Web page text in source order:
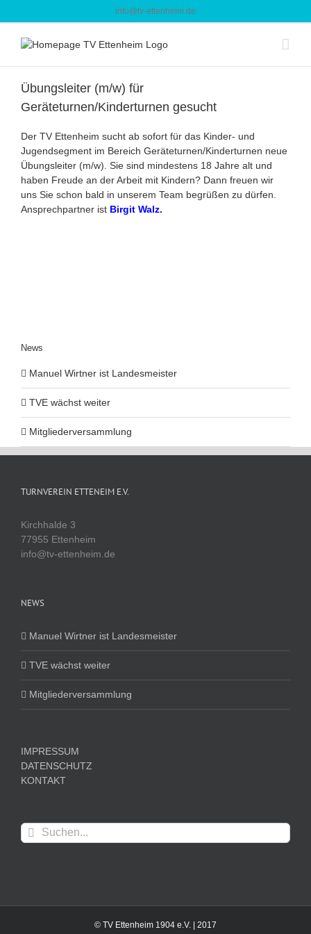
Inhalt
springen
info@tv-ettenheim.de
Übungsleiter (m/w) für
Geräteturnen/Kinderturnen gesucht
Der TV Ettenheim sucht ab sofort für das Kinder- und
Jugendsegment im Bereich Geräteturnen/Kinderturnen neue
Übungsleiter (m/w). Sie sind mindestens 18 Jahre alt und
haben Freude an der Arbeit mit Kindern? Dann freuen wir
uns Sie schon bald in unserem Team begrüßen zu dürfen.
Ansprechpartner ist Birgit Walz.
News
Manuel Wirtner ist Landesmeister
TVE wächst weiter
Mitgliederversammlung
TURNVEREIN ETTENEIM E.V.
Kirchhalde 3
77955 Ettenheim
info@tv-ettenheim.de
NEWS
Manuel Wirtner ist Landesmeister
TVE wächst weiter
Mitgliederversammlung
IMPRESSUM
DATENSCHUTZ
KONTAKT
Suche
nach:
© TV Ettenheim 1904 e.V. | 2017